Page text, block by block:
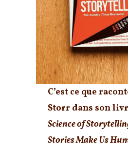
C’est ce que
Storr dans son
Science of
Stories Make Us